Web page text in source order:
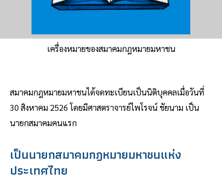
เครื่องหมายของสมาคมกฎหมายมหาชน
สมาคมกฎหมายมหาชนได้จดทะเบียนเป็นนิติบุคคลเมื่อวันที่
30 สิงหาคม 2526 โดยมีศาสตราจารย์ไพโรจน์ ชัยนาม เป็น
นายกสมาคมคนแรก
เป็นนายกสมาคมกฎหมายมหาชนแห่ง
ประเทศไทย